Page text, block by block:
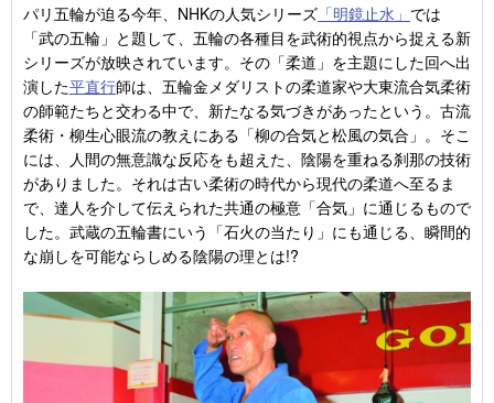
パリ五輪が迫る今年、NHKの人気シリーズ 「明鏡止水」 では
「武の五輪」と題して、五輪の各種目を武術的視点から捉える新
シリーズが放映されています。その「柔道」を主題にした回へ出
演した平直行師は、五輪金メダリストの柔道家や大東流合気柔術
の師範たちと交わる中で、新たなる気づきがあったという。古流
柔術・柳生心眼流の教えにある「柳の合気と松風の気合」。そこ
には、人間の無意識な反応をも超えた、陰陽を重ねる刹那の技術
がありました。それは古い柔術の時代から現代の柔道へ至るま
で、達人を介して伝えられた共通の極意「合気」に通じるもので
した。武蔵の五輪書にいう「石火の当たり」にも通じる、瞬間的
な崩しを可能ならしめる陰陽の理とは!?